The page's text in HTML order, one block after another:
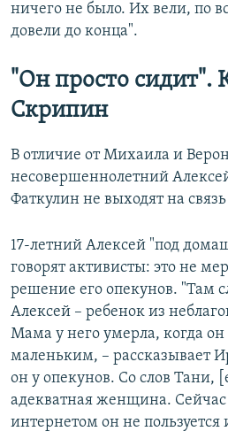
ничего не было. Их вели, по
довели до конца".
"Он просто сидит".
Скрипин
В отличие от Михаила и
несовершеннолетний
Фаткулин не выходят на
17-летний Алексей "под
говорят активисты: это не
решение его опекунов. "Там
Алексей – ребенок из
Мама у него умерла, когда он
маленьким, – рассказывает
он у опекунов. Со слов Тани,
адекватная женщина. Сейчас
интернетом он не пользуется